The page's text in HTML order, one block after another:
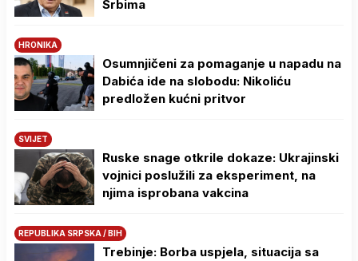
Srbima
HRONIKA
Osumnjičeni za pomaganje u napadu na
Dabića ide na slobodu: Nikoliću
predložen kućni pritvor
SVIJET
Ruske snage otkrile dokaze: Ukrajinski
vojnici poslužili za eksperiment, na
njima isprobana vakcina
REPUBLIKA SRPSKA / BIH
Trebinje: Borba uspjela, situacija sa